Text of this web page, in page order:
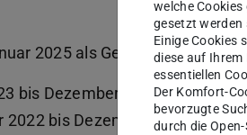
2025 als Geschäftsführerin
bis Dezember 2024
2022 bis Dezember 2024 war
welche Cookies
gesetzt werden
Einige Cookies
diese auf Ihrem
essentiellen
Der Komfort-
bevorzugte
durch die